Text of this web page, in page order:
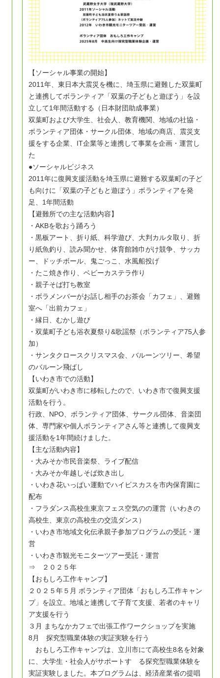
【ソーシャル事業の開始】
2011年、東日本大震災を機に、埼玉県に避難した双葉町
と連携してボランティア「双葉の子どもと遊ぼう」を設
立して1年間活動する（日本財団助成事業）
双葉町および大学生、社会人、教育機関、地域の社協・
ボランティア団体・サークル団体、地域の商店、震災支
援をする企業、IT企業等と連携して事業を企画・運営し
た
●ソーシャルビジネス
2011年に復興支援活動を埼玉県に避難する双葉町の子ど
も向けに「双葉の子どもと遊ぼう」ボランティアを発
足、1年間活動
【避難所での主な活動内容】
・AKBを歌おう踊ろう
・黒板アート、折り紙、科学遊び、大判カルタ取り、折
り紙魚釣り、読み聞かせ、体育館雑巾がけ競争、サッカ
ー、ドッチボール、鬼ごっこ、水風船投げ
・たこ焼き作り、ベビーカステラ作り
・親子そば打ち教室
・ボラメンバーがお話し相手のお茶会「カフェ」、避難
室へ「出前カフェ」
・縁日、むかし遊び
・双葉町子ども浴衣夏祭り&歌謡祭（ボランティア75人参
加）
・サンタクロースクリスマス会、バルーンツリー、希望
のバルーン飛ばし
【いわき市での活動】
双葉町がいわき市に移転したので、いわき市で復興支援
活動を行う。
行政、NPO、ボランティア団体、サークル団体、音楽団
体、専門家や個人ボランティアさん等と連携して復興支
援活動を1年間続けました。
【主な活動内容】
・大みそか市民音楽祭、ライブ配信
・大みそか年越しそば炊き出し
・いわき花いっぱい運動でハイビスカスを市内保育園に
配布
・フラダンス高校生東京フェス空気のの運営（いわきの
高校生、東京の高校生の交流ダンス）
・いわき市地域文化伝承親子参加プログラムの受託・運
営
・いわき市観光モニターツアー受託・運営
⇒ ２０２５年
【おもしろ工作キャンプ】
２０２５年５月 ボランティア団体「おもしろ工作キャン
プ」を設立。地域と連携して子育て支援、若者のキャリ
ア支援を行う
３月 まちなかカフェで出張工作ワークショップを実施
8月 探究型職業体験の実証実験を行う
おもしろ工作キャンプは、立川市にて高校生8名を対象
に、大学生・社会人がサポートす る探究型職業体験を
実証実験しました。本プログラムは、経済産業省の提唱